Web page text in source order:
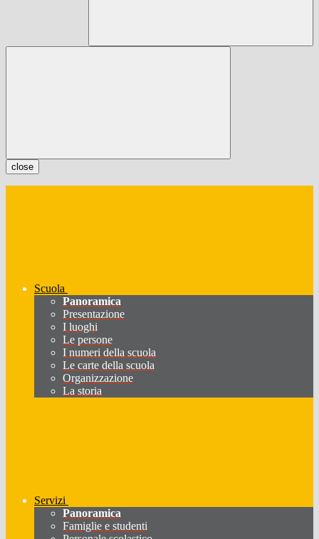
close
Scuola
Panoramica
Presentazione
I luoghi
Le persone
I numeri della scuola
Le carte della scuola
Organizzazione
La storia
Servizi
Panoramica
Famiglie e studenti